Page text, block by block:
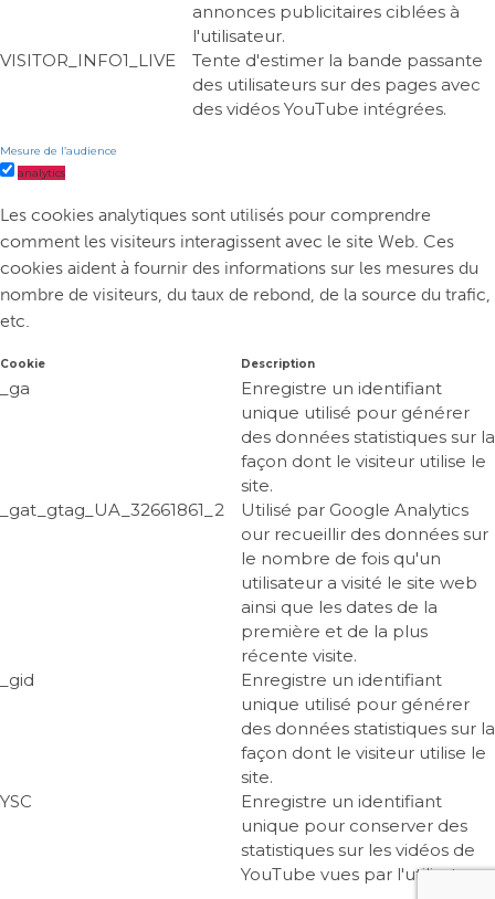
annonces publicitaires ciblées à
l'utilisateur.
VISITOR_INFO1_LIVE
Tente d'estimer la bande passante
des utilisateurs sur des pages avec
des vidéos YouTube intégrées.
Mesure de l’audience
analytics
Les cookies analytiques sont utilisés pour comprendre
comment les visiteurs interagissent avec le site Web. Ces
cookies aident à fournir des informations sur les mesures du
nombre de visiteurs, du taux de rebond, de la source du trafic,
etc.
Cookie Description
_ga
Enregistre un identifiant
unique utilisé pour générer
des données statistiques sur la
façon dont le visiteur utilise le
site.
_gat_gtag_UA_32661861_2
Utilisé par Google Analytics
our recueillir des données sur
le nombre de fois qu'un
utilisateur a visité le site web
ainsi que les dates de la
première et de la plus
récente visite.
_gid
Enregistre un identifiant
unique utilisé pour générer
des données statistiques sur la
façon dont le visiteur utilise le
site.
YSC
Enregistre un identifiant
unique pour conserver des
statistiques sur les vidéos de
YouTube vues par l'utilisateur.